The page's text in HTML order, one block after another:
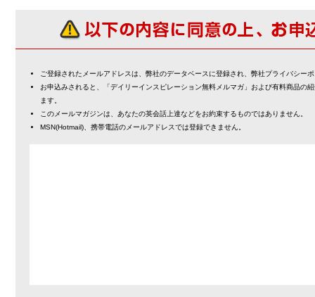
ご登録されたメールアドレスは、弊社のデータベースに登録され、弊社プライバシー
お申込みされると、「デイリーインスピレーション無料メルマガ」および有料商品の
ます。
このメールマガジンは、あなたの英会話上達などをお約束するものではありません。
MSN(Hotmail)、携帯電話のメールアドレスでは登録できません。